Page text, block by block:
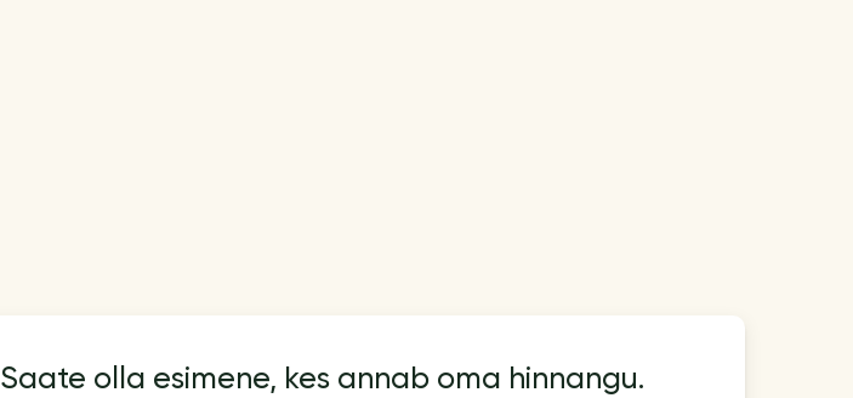
Saate olla esimene, kes annab oma hinnangu.